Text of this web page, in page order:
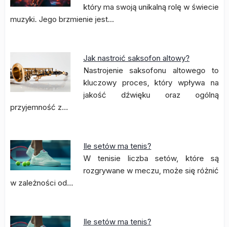
który ma swoją unikalną rolę w świecie
muzyki. Jego brzmienie jest…
Jak nastroić saksofon altowy?
Nastrojenie saksofonu altowego to
kluczowy proces, który wpływa na
jakość dźwięku oraz ogólną
przyjemność z…
Ile setów ma tenis?
W tenisie liczba setów, które są
rozgrywane w meczu, może się różnić
w zależności od…
Ile setów ma tenis?